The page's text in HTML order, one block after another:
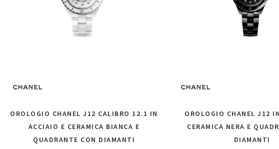
OROLOGIO CHANEL J12 CALIBRO 12.1 IN
ACCIAIO E CERAMICA BIANCA E
QUADRANTE CON DIAMANTI
OROLOGIO CHANEL J12
CERAMICA NERA E
DIAMANTI